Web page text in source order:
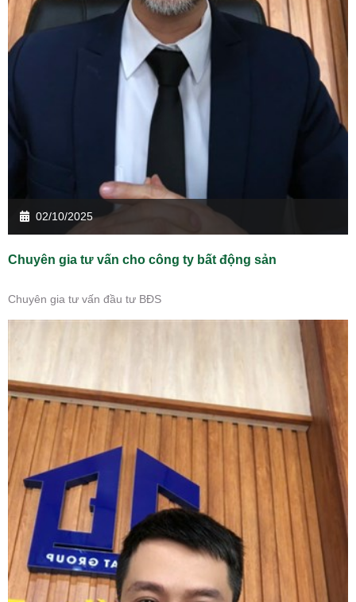
02/10/2025
Chuyên gia tư vấn cho công ty bất động sản
Chuyên gia tư vấn đầu tư BĐS